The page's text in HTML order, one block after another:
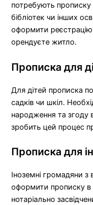
потребують
бібліотек чи інших
оформити
орендуєте житло.
Прописка для
Для дітей прописка
садків чи шкіл.
народження та згоду
зробить цей процес
Прописка для
Іноземні громадяни
оформити прописку в
нотаріально